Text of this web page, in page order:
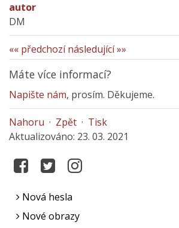
autor
DM
«« předchozí následující »»
Máte více informací?
Napište nám, prosím. Děkujeme.
Nahoru · Zpět · Tisk
Aktualizováno: 23. 03. 2021
Nová hesla
Nové obrazy